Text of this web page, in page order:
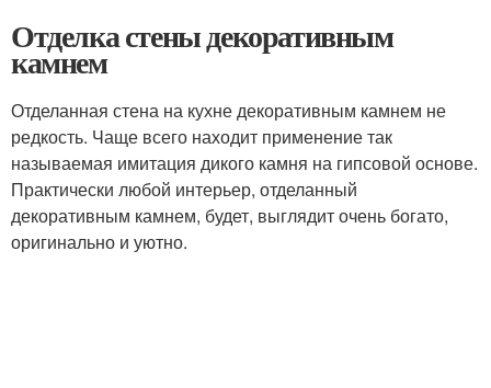
Отделка стены декоративным
камнем
Отделанная стена на кухне декоративным камнем не
редкость. Чаще всего находит применение так
называемая имитация дикого камня на гипсовой основе.
Практически любой интерьер, отделанный
декоративным камнем, будет, выглядит очень богато,
оригинально и уютно.